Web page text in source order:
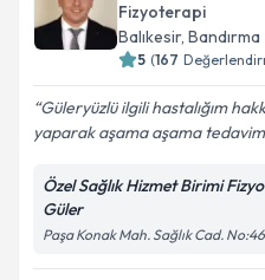
Fizyoterapi
Balıkesir, Bandırma
5 (167
Güleryüzlü ilgili hastalığım
yaparak aşama aşama
Özel Sağlık Hizmet Birimi
Güler
Paşa Konak Mah. Sağlık Cad.